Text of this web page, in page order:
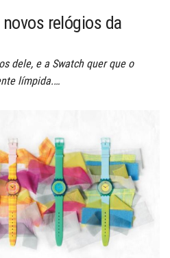
relógios da
dele, e a Swatch quer que o
límpida.…